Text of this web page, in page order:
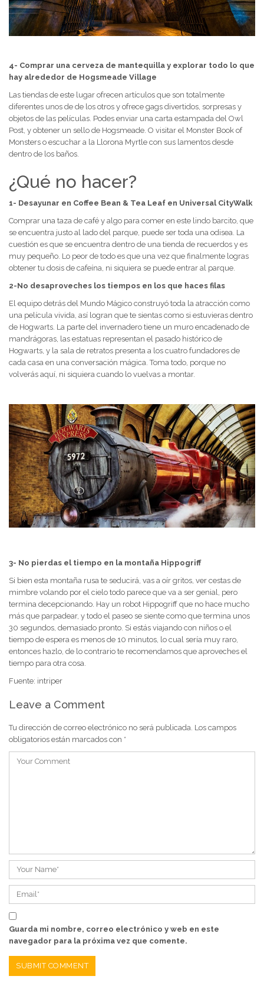
4- Comprar una cerveza de mantequilla y explorar todo lo que
hay alrededor de Hogsmeade Village
Las tiendas de este lugar ofrecen artículos que son totalmente
diferentes unos de de los otros y ofrece gags divertidos, sorpresas y
objetos de las películas. Podes enviar una carta estampada del Owl
Post, y obtener un sello de Hogsmeade. O visitar el Monster Book of
Monsters o escuchar a la Llorona Myrtle con sus lamentos desde
dentro de los baños.
¿Qué no hacer?
1- Desayunar en Coffee Bean & Tea Leaf en Universal CityWalk
Comprar una taza de café y algo para comer en este lindo barcito, que
se encuentra justo al lado del parque, puede ser toda una odisea. La
cuestión es que se encuentra dentro de una tienda de recuerdos y es
muy pequeño. Lo peor de todo es que una vez que finalmente logras
obtener tu dosis de cafeína, ni siquiera se puede entrar al parque.
2-No desaproveches los tiempos en los que haces filas
El equipo detrás del Mundo Mágico construyó toda la atracción como
una película vivida, así logran que te sientas como si estuvieras dentro
de Hogwarts. La parte del invernadero tiene un muro encadenado de
mandrágoras, las estatuas representan el pasado histórico de
Hogwarts, y la sala de retratos presenta a los cuatro fundadores de
cada casa en una conversación mágica. Toma todo, porque no
volverás aquí, ni siquiera cuando lo vuelvas a montar.
3- No pierdas el tiempo en la montaña Hippogriff
Si bien esta montaña rusa te seducirá, vas a oír gritos, ver cestas de
mimbre volando por el cielo todo parece que va a ser genial, pero
termina decepcionando. Hay un robot Hippogriff que no hace mucho
más que parpadear, y todo el paseo se siente como que termina unos
30 segundos, demasiado pronto. Si estás viajando con niños o el
tiempo de espera es menos de 10 minutos, lo cual sería muy raro,
entonces hazlo, de lo contrario te recomendamos que aproveches el
tiempo para otra cosa.
Fuente: intriper
Leave a Comment
Tu dirección de correo electrónico no será publicada. Los campos
obligatorios están marcados con *
Guarda mi nombre, correo electrónico y web en este
navegador para la próxima vez que comente.